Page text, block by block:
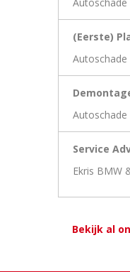
(Eerste)
Autoschade
Autoschade
Service
Ekris BMW
Bekijk al